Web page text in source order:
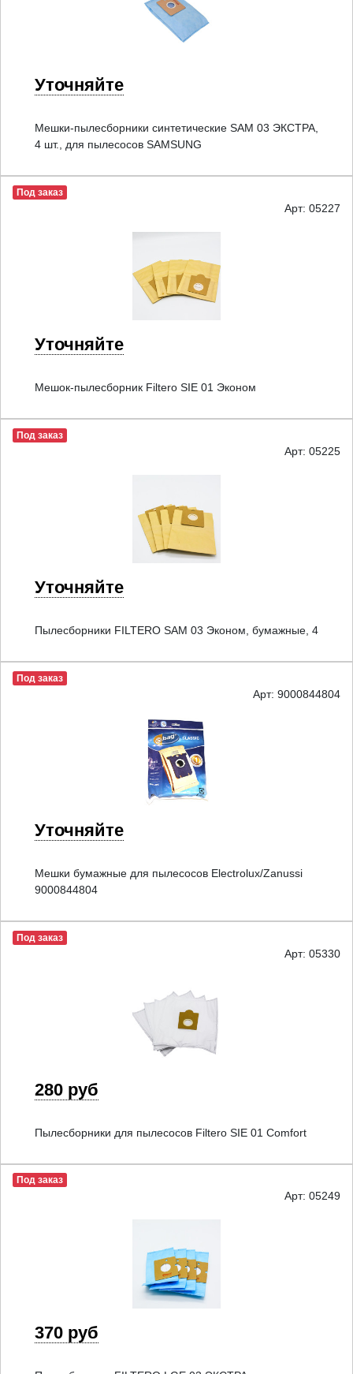
Уточняйте
Мешки-пылесборники синтетические SAM 03 ЭКСТРА,
4 шт., для пылесосов SAMSUNG
Под заказ
Арт: 05227
Уточняйте
Мешок-пылесборник Filtero SIE 01 Эконом
Под заказ
Арт: 05225
Уточняйте
Пылесборники FILTERO SAM 03 Эконом, бумажные, 4
Под заказ
Арт: 9000844804
Уточняйте
Мешки бумажные для пылесосов Electrolux/Zanussi
9000844804
Под заказ
Арт: 05330
280 руб
Пылесборники для пылесосов Filtero SIE 01 Comfort
Под заказ
Арт: 05249
370 руб